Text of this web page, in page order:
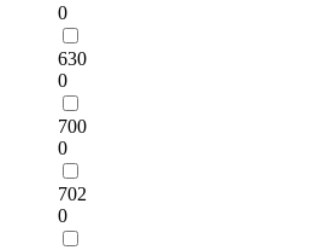
0
630
0
700
0
702
0